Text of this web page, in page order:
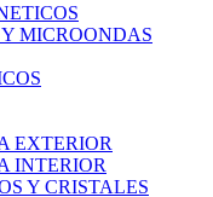
MICROONDAS
EXTERIOR
INTERIOR
Y CRISTALES